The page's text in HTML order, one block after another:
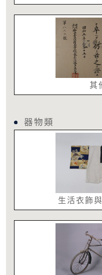
其
器物類
生活衣飾